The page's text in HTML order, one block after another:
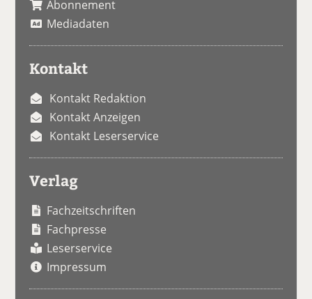
Abonnement
Mediadaten
Kontakt
Kontakt Redaktion
Kontakt Anzeigen
Kontakt Leserservice
Verlag
Fachzeitschriften
Fachpresse
Leserservice
Impressum